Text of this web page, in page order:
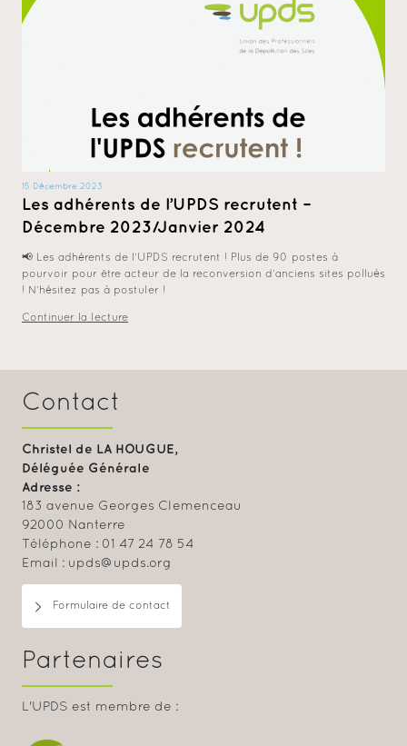
15 Décembre 2023
Les adhérents de l’UPDS recrutent –
Décembre 2023/Janvier 2024
📢 Les adhérents de l’UPDS recrutent ! Plus de 90 postes à
pourvoir pour être acteur de la reconversion d’anciens sites pollués
! N’hésitez pas à postuler !
Continuer la lecture
Contact
Christel de LA HOUGUE,
Déléguée Générale
Adresse :
183 avenue Georges Clemenceau
92000 Nanterre
Téléphone : 01 47 24 78 54
Email : upds@upds.org
Formulaire de contact
Partenaires
L'UPDS est membre de :